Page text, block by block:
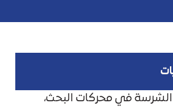
في محركات البحث،